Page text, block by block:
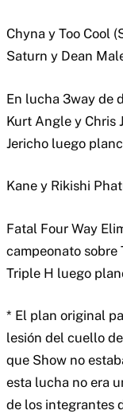
Chyna y Too Cool
Saturn y Dean
En lucha 3way de
Kurt Angle y Chris
Jericho luego
Kane y Rikishi
Fatal Four Way
campeonato sobre
Triple H luego
* El plan original
lesión del cuello
que Show no
esta lucha no era
de los integrantes